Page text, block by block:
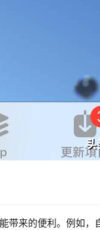
带来的便利。例如，